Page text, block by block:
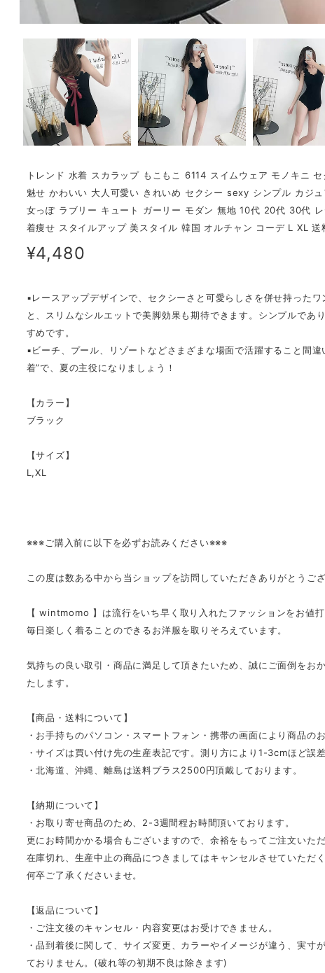
トレンド 水着 スカラップ もこもこ 6114 スイムウェア モノキニ
魅せ かわいい 大人可愛い きれいめ セクシー sexy シンプル カジ
女っぽ ラブリー キュート ガーリー モダン 無地 10代 20代 30代
着痩せ スタイルアップ 美スタイル 韓国 オルチャン コーデ L XL 送
¥4,480
▪レースアップデザインで、セクシーさと可愛らしさを併せ持った
と、スリムなシルエットで美脚効果も期待できます。シンプルで
すめです。
▪ビーチ、プール、リゾートなどさまざまな場面で活躍すること間
着”で、夏の主役になりましょう！
【カラー】
ブラック
【サイズ】
L,XL
※※※ご購入前に以下を必ずお読みください※※※
この度は数ある中から当ショップを訪問していただきありがとうござ
【 wintmomo 】は流行をいち早く取り入れたファッションをお値
毎日楽しく着ることのできるお洋服を取りそろえています。
気持ちの良い取引・商品に満足して頂きたいため、誠にご面倒をお
たします。
【商品・送料について】
・お手持ちのパソコン・スマートフォン・携帯の画面により商品の
・サイズは買い付け先の生産表記です。測り方により1-3cmほど誤
・北海道、沖縄、離島は送料プラス2500円頂戴しております。
【納期について】
・お取り寄せ商品のため、2-3週間程お時間頂いております。
更にお時間かかる場合もございますので、余裕をもってご注文いた
在庫切れ、生産中止の商品につきましてはキャンセルさせていただ
何卒ご了承くださいませ。
【返品について】
・ご注文後のキャンセル・内容変更はお受けできません。
・品到着後に関して、サイズ変更、カラーやイメージが違う、実
ておりません。(破れ等の初期不良は除きます)